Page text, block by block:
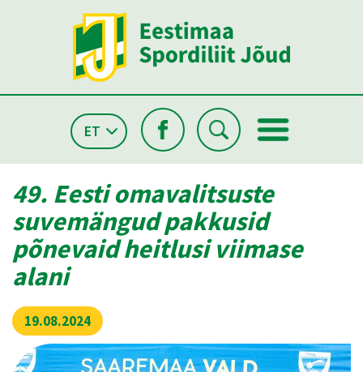
ET
49. Eesti omavalitsuste
suvemängud pakkusid
põnevaid heitlusi viimase
alani
19.08.2024